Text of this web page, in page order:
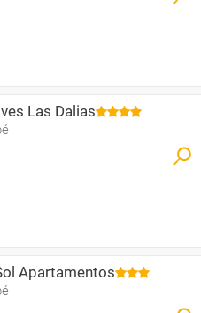
Las Dalias
Apartamentos